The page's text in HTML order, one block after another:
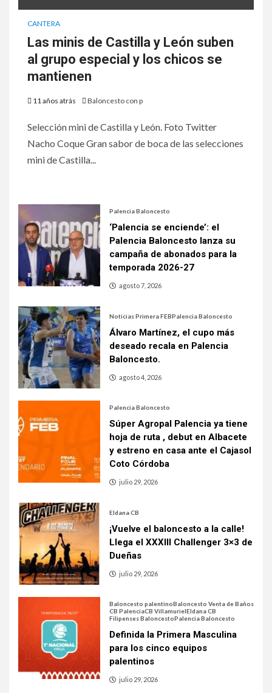
CANTERA
Las minis de Castilla y León suben
al grupo especial y los chicos se
mantienen
11 años atrás Baloncesto con p
Selección mini de Castilla y León. Foto Twitter
Nacho Coque Gran sabor de boca de las selecciones
mini de Castilla...
Palencia Baloncesto
‘Palencia se enciende’: el
Palencia Baloncesto lanza su
campaña de abonados para la
temporada 2026-27
agosto 7, 2026
Noticias Primera FEBPalencia Baloncesto
Álvaro Martínez, el cupo más
deseado recala en Palencia
Baloncesto.
agosto 4, 2026
Palencia Baloncesto
Súper Agropal Palencia ya tiene
hoja de ruta , debut en Albacete
y estreno en casa ante el Cajasol
Coto Córdoba
julio 29, 2026
Eldana CB
¡Vuelve el baloncesto a la calle!
Llega el XXXIII Challenger 3×3 de
Dueñas
julio 29, 2026
Baloncesto palentinoBaloncesto Venta de Baños
CB PalenciaCB VillamurielEldana CB
Filipenses BaloncestoPalencia Baloncesto
Definida la Primera Masculina
para los cinco equipos
palentinos
julio 29, 2026